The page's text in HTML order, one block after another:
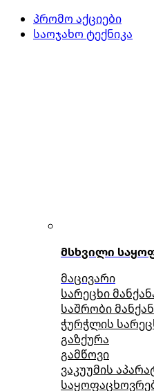
პრომო აქციები
საოჯახო ტექნიკა
მსხვილი
მაცივარი
სარეცხი
საშრობი
ჭურჭლის
გაზქურა
გამწოვი
ვაკუუმის